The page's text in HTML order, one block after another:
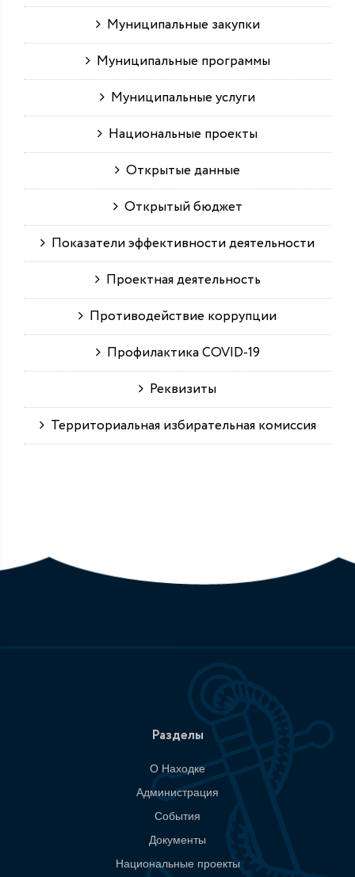
Муниципальные закупки
Муниципальные программы
Муниципальные услуги
Национальные проекты
Открытые данные
Открытый бюджет
Показатели эффективности деятельности
Проектная деятельность
Противодействие коррупции
Профилактика COVID-19
Реквизиты
Территориальная избирательная комиссия
Разделы
О Находке
Администрация
События
Документы
Национальные проекты